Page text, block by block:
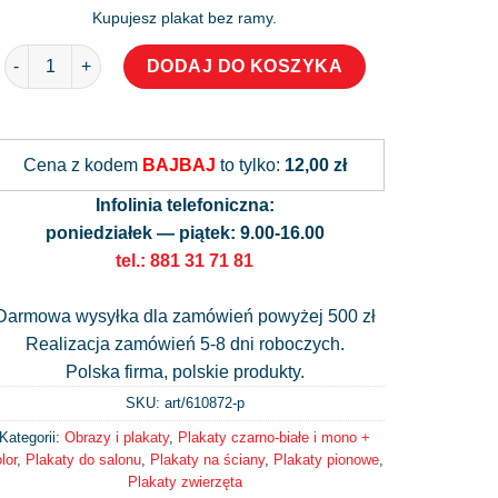
Kupujesz plakat bez ramy.
ilość Plakat czarno-biały z motywem jelenia
DODAJ DO KOSZYKA
Cena z kodem BAJBAJ to tylko: 12,00 zł
Infolinia telefoniczna:
poniedziałek — piątek: 9.00-16.00
tel.: 881 31 71 81
wysyłka dla zamówień powyżej 500 zł
Realizacja zamówień 5-8 dni roboczych.
Polska firma, polskie produkty.
SKU: art/610872-p
Kategorii: Obrazy i plakaty, Plakaty czarno-białe i mono +
, Plakaty do salonu, Plakaty na ściany, Plakaty pionowe,
Plakaty zwierzęta